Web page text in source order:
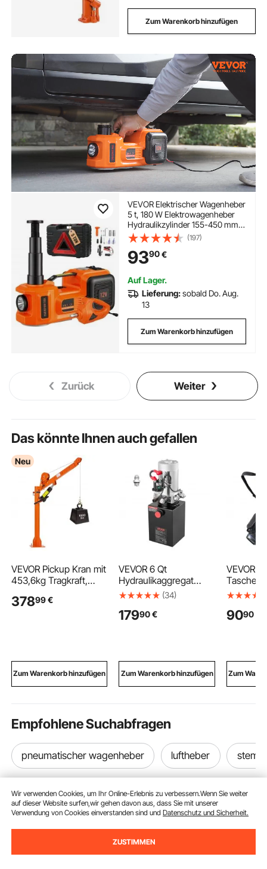
Zum Warenkorb hinzufügen
VEVOR Elektrischer Wagenheber
5 t, 180 W Elektrowagenheber
Hydraulikzylinder 155-450 mm,
Hydraulik-Handpumpe
Wagenheber mit
Schlagschrauber
Werkzeugkasten Netzkabel für
Autos SUVs
(197)
9390€
Auf Lager.
Lieferung:sobald Do. Aug.
13
Zum Warenkorb hinzufügen
Zurück Weiter
Das könnte Ihnen auch gefallen
Neu
VEVOR Pickup Kran mit
453,6kg Tragkraft,
Inkl. Handwinde & 8t
Hebezeug aus
Kohlenstoffstahl für
37899€
Zum Warenkorb hinzufügen
VEVOR 6 Qt
Hydraulikaggregat
einfachwirkende
maximaler
Hydraulikpumpe mit
Metallbehälter für
(34)
17990 €
Zum Warenkorb hinzufügen
VEVOR
Tasche
und
und
9090
Zum
Empfohlene Suchabfragen
pneumatischer wagenheber luftheber
Melden Sie sich für unseren Newsletter an.
Wir verwenden Cookies, um Ihr Online-Erlebnis zu verbessern.Wenn Sie weiter
auf dieser Website surfen,wir gehen davon aus, dass Sie mit unserer
Verwendung von Cookies einverstanden sind undDatenschutz und Sicherheit.
ZUSTIMMEN